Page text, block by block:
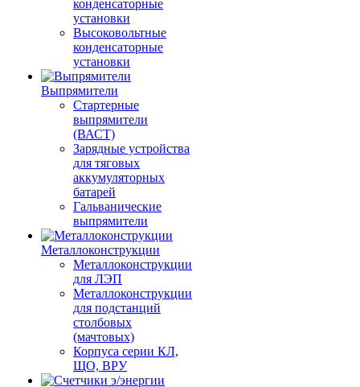
конденсаторные
установки
Высоковольтные
конденсаторные
установки
Выпрямители
Стартерные
выпрямители
(ВАСТ)
Зарядные устройства
для тяговых
аккумуляторных
батарей
Гальванические
выпрямители
Металлоконструкции
Металлоконструкции
для ЛЭП
Металлоконструкции
для подстанций
столбовых
(мачтовых)
Корпуса серии КЛ,
ЩО, ВРУ